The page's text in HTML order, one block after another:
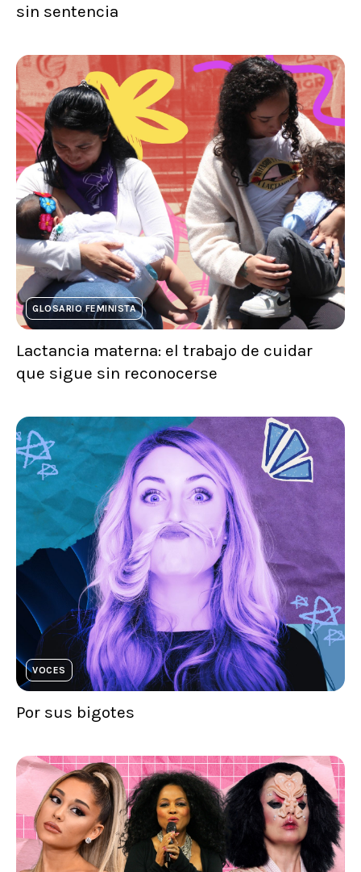
sin sentencia
GLOSARIO FEMINISTA
Lactancia materna: el trabajo de cuidar
que sigue sin reconocerse
VOCES
Por sus bigotes